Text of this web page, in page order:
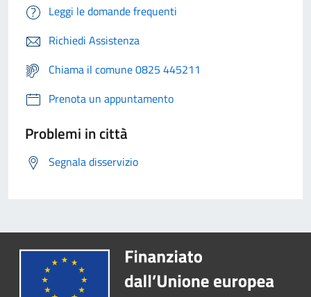
Leggi le domande frequenti
Richiedi Assistenza
Chiama il comune 0825 445211
Prenota un appuntamento
Problemi in città
Segnala disservizio